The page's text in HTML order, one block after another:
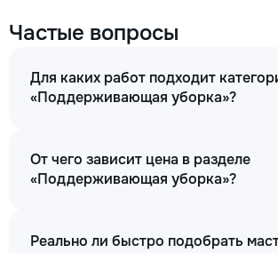
Частые вопросы
Для каких работ подходит
«Поддерживающая уборка»?
От чего зависит цена в разделе
«Поддерживающая уборка»?
Реально ли быстро подобрать